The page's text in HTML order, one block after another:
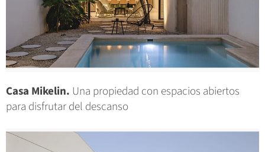
Casa Mikelin. Una propiedad con espacios abiertos
para disfrutar del descanso